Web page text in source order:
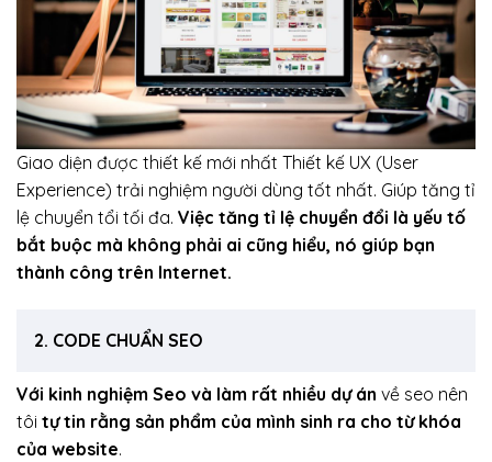
Giao diện được thiết kế mới nhất Thiết kế UX (User
Experience) trải nghiệm người dùng tốt nhất. Giúp tăng tỉ
lệ chuyển tổi tối đa. Việc tăng tỉ lệ chuyển đổi là yếu tố
bắt buộc mà không phải ai cũng hiểu, nó giúp bạn
thành công trên Internet.
2. CODE CHUẨN SEO
Với kinh nghiệm Seo và làm rất nhiều dự án về seo nên
tôi tự tin rằng sản phẩm của mình sinh ra cho từ khóa
của website.